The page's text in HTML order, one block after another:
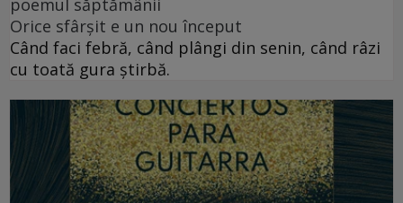
poemul săptămânii
Orice sfârșit e un nou început
Când faci febră, când plângi din senin, când râzi
cu toată gura știrbă.